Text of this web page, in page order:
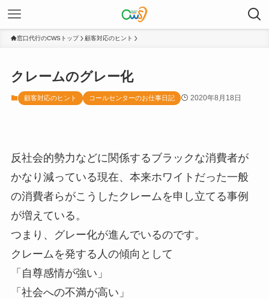
窓口代行のCWSトップ 顧客対応のヒント
クレームのグレー化
顧客対応のヒント コールセンターのお仕事日記 2020年8月18日
反社会的勢力などに関係するブラックな消費者が
かなり減っている現在、本来ホワイトだった一般
の消費者らがこうしたクレームを申し立てる事例
が増えている。
つまり、グレー化が進んでいるのです。
クレームを発する人の傾向として
「自尊感情が強い」
「社会への不満が高い」